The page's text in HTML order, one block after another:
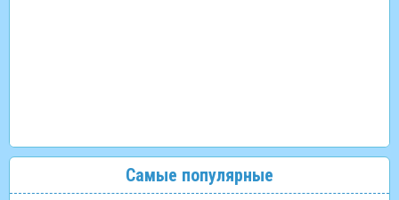
Самые популярные